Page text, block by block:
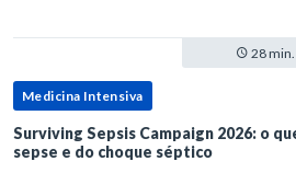
28 min.
Medicina Intensiva
Surviving Sepsis Campaign 2026: o
sepse e do choque séptico